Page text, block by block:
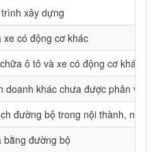
xây dựng
xe có động cơ khác
ô tô và xe có động cơ khác
doanh khác chưa được phân vào
đường bộ trong nội thành, ngoại
bằng đường bộ